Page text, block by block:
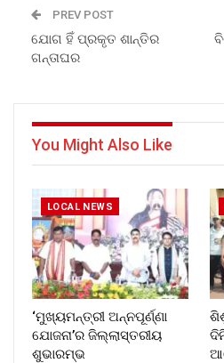
PREV POST
ଯୋଗ ହିଁ ପ୍ରକୃତ ଶାନ୍ତିର
ଗନ୍ତାଘର
You Might Also Like
LOCAL NEWS
‘ମୁଖ୍ୟମନ୍ତ୍ରୀ ଅନ୍ନପୂର୍ଣ୍ଣା
ଯୋଜନା’ର ଜିଲ୍ଲାସ୍ତରୀୟ
ଶୁଭାରମ୍ଭ